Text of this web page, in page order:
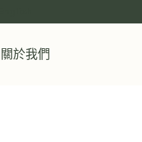
關於我們